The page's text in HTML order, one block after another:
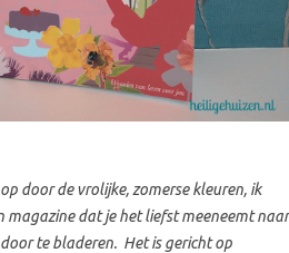
door de vrolijke, zomerse kleuren, ik
magazine dat je het liefst meeneemt naar
te bladeren. Het is gericht op